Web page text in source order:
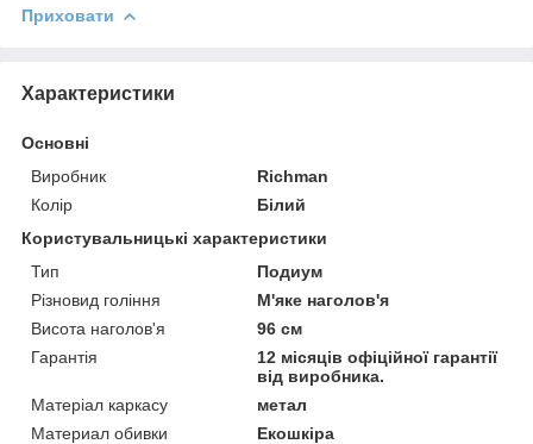
Приховати
Характеристики
Основні
Виробник
Richman
Колір
Білий
Користувальницькі характеристики
Тип
Подиум
Різновид гоління
М'яке наголов'я
Висота наголов'я
96 см
Гарантія
12 місяців офіційної гарантії
від виробника.
Матеріал каркасу
метал
Материал обивки
Екошкіра